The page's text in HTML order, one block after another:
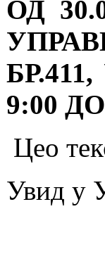
ОД
9:00
Цео
Увид у